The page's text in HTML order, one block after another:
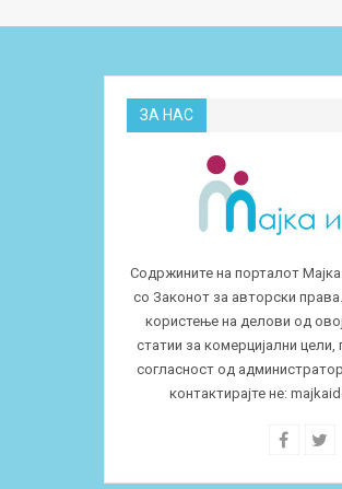
ЗА НАС
Содржините на порталот
со Законот за авторски
користење на делови од
статии за комерцијални
согласност од
контактирајте не: